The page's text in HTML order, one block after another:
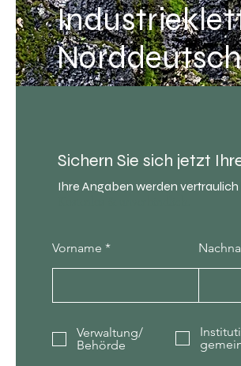
Sichern Sie sich jetzt
Ihre Angaben werden
Vorname
Verwaltung/
Behörde